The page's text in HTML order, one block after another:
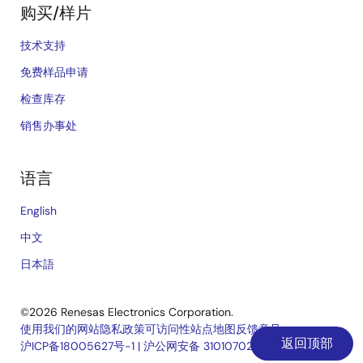
返回顶部
购买/样片
技术支持
免费样品申请
检查库存
销售办事处
语言
English
中文
日本語
©2026 Renesas Electronics Corporation.
Legal
使用我们的网站隐私政策可访问性站点地图反馈意见
沪ICP备18005627号-1 | 沪公网安备 31010702006910号